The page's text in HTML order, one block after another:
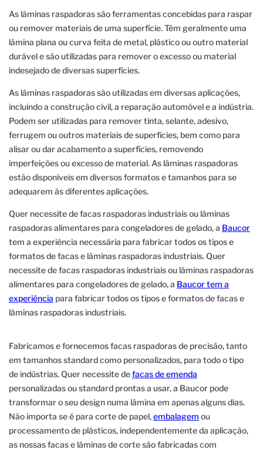
As lâminas raspadoras são ferramentas concebidas para raspar
ou remover materiais de uma superfície. Têm geralmente uma
lâmina plana ou curva feita de metal, plástico ou outro material
durável e são utilizadas para remover o excesso ou material
indesejado de diversas superfícies.
As lâminas raspadoras são utilizadas em diversas aplicações,
incluindo a construção civil, a reparação automóvel e a indústria.
Podem ser utilizadas para remover tinta, selante, adesivo,
ferrugem ou outros materiais de superfícies, bem como para
alisar ou dar acabamento a superfícies, removendo
imperfeições ou excesso de material. As lâminas raspadoras
estão disponíveis em diversos formatos e tamanhos para se
adequarem às diferentes aplicações.
Quer necessite de facas raspadoras industriais ou lâminas
raspadoras alimentares para congeladores de gelado, a Baucor
tem a experiência necessária para fabricar todos os tipos e
formatos de facas e lâminas raspadoras industriais. Quer
necessite de facas raspadoras industriais ou lâminas raspadoras
alimentares para congeladores de gelado, a Baucor tem a
experiência para fabricar todos os tipos e formatos de facas e
lâminas raspadoras industriais.
Fabricamos e fornecemos facas raspadoras de precisão, tanto
em tamanhos standard como personalizados, para todo o tipo
de indústrias. Quer necessite defacas de emenda
personalizadas ou standard prontas a usar, a Baucor pode
transformar o seu design numa lâmina em apenas alguns dias.
Não importa se é para corte de papel,embalagem ou
processamento de plásticos, independentemente da aplicação,
as nossas facas e lâminas de corte são fabricadas com